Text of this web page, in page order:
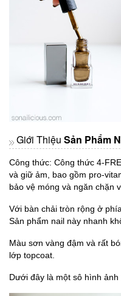
Giới Thiệu Sản Phẩm
Công thức: Công thức 4-
và giữ ảm, bao gồm pro-
bảo vệ móng và ngăn chặn
Với bàn chải tròn rộng ở
Sản phẩm nail này nhanh
Màu sơn vàng đậm và rất
lớp topcoat.
Dưới đây là một sô hình